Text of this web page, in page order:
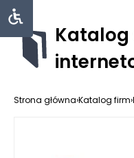
Katalog
Strona główna›Katalog firm›